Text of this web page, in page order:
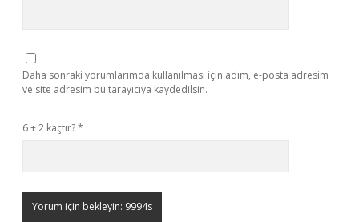
Daha sonraki yorumlarımda kullanılması için adım, e-posta adresim
ve site adresim bu tarayıcıya kaydedilsin.
6 + 2 kaçtır?*